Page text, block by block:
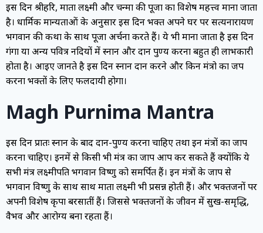
इस दिन श्रीहरि, माता लक्ष्मी और चन्द्रमा की पूजा का विशेष महत्त्व माना जाता
है। धार्मिक मान्यताओं के अनुसार इस दिन भक्त अपने घर पर सत्यनारायण
भगवान की कथा के साथ पूजा अर्चना करते हैं। ये भी माना जाता है इस दिन
गंगा या अन्य पवित्र नदियों में स्नान और दान पुण्य करना बहुत ही लाभकारी
होता है। आइए जानते है इस दिन स्नान दान करने और किन मंत्रो का जप
करना भक्तों के लिए फलदायी होगा।
Magh Purnima Mantra
इस दिन प्रातः स्नान के बाद दान-पुण्य करना चाहिए तथा इन मंत्रों का जाप
करना चाहिए। इनमें से किसी भी मंत्र का जाप आप कर सकते हैं क्योंकि ये
सभी मंत्र लक्ष्मीपति भगवान विष्णु को समर्पित हैं। इन मंत्रों के जाप से
भगवान विष्णु के साथ साथ माता लक्ष्मी भी प्रसन्न होती हैं। और भक्तजनों पर
अपनी विशेष कृपा बरसातीं हैं। जिससे भक्तजनों के जीवन में सुख-समृद्धि,
वैभव और आरोग्य बना रहता हैं।